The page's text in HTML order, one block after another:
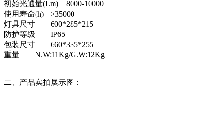
初始光通量(Lm)
8000-10000
使用寿命(h)
>35000
灯具尺寸
600*285*215
防护等级
IP65
包装尺寸
660*335*255
重量
N.W:11Kg/G.W:12Kg
二、产品实拍展示图：